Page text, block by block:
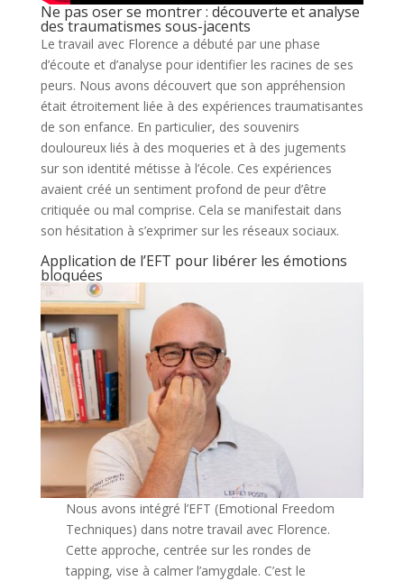
Ne pas oser se montrer : découverte et analyse
des traumatismes sous-jacents
Le travail avec Florence a débuté par une phase
d’écoute et d’analyse pour identifier les racines de ses
peurs. Nous avons découvert que son appréhension
était étroitement liée à des expériences traumatisantes
de son enfance. En particulier, des souvenirs
douloureux liés à des moqueries et à des jugements
sur son identité métisse à l’école. Ces expériences
avaient créé un sentiment profond de peur d’être
critiquée ou mal comprise. Cela se manifestait dans
son hésitation à s’exprimer sur les réseaux sociaux.
Application de l’EFT pour libérer les émotions
bloquées
Nous avons intégré l’EFT (Emotional Freedom
Techniques) dans notre travail avec Florence.
Cette approche, centrée sur les rondes de
tapping, vise à calmer l’amygdale. C’est le